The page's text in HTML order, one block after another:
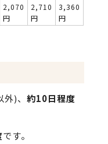
2,070
円
2,710
円
3,360
円
)、 約10日程度
です。